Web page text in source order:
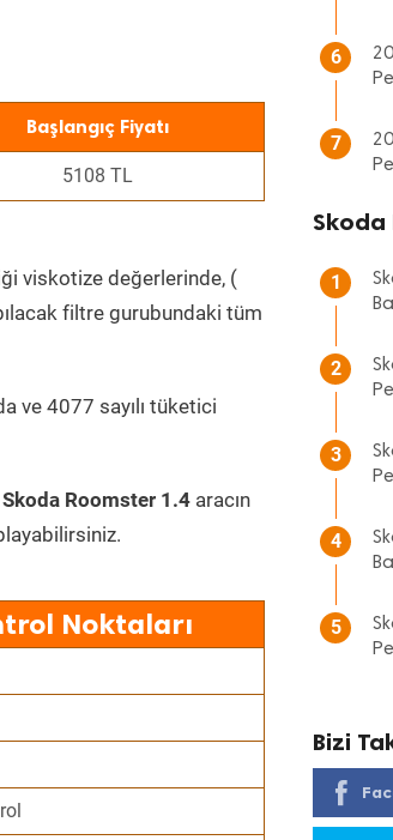
Başlangıç Fiyatı
5108 TL
viskotize değerlerinde, (
filtre gurubundaki tüm
ve 4077 sayılı tüketici
Roomster 1.4 aracın
Noktaları
6
7
1
2
3
4
5
Bizi